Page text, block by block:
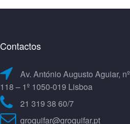
Contactos
Av. António Augusto Aguiar, nº
118 – 1º 1050-019 Lisboa
21 319 38 60/7
groquifar@groquifar.pt